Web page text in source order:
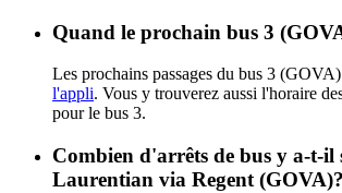
Quand le prochain bus 3
Les prochains passages du bus 3
l'appli. Vous y trouverez aussi l'horaire
pour le bus 3.
Combien d'arrêts de bus y a-t-il
Laurentian via Regent (GOVA)?